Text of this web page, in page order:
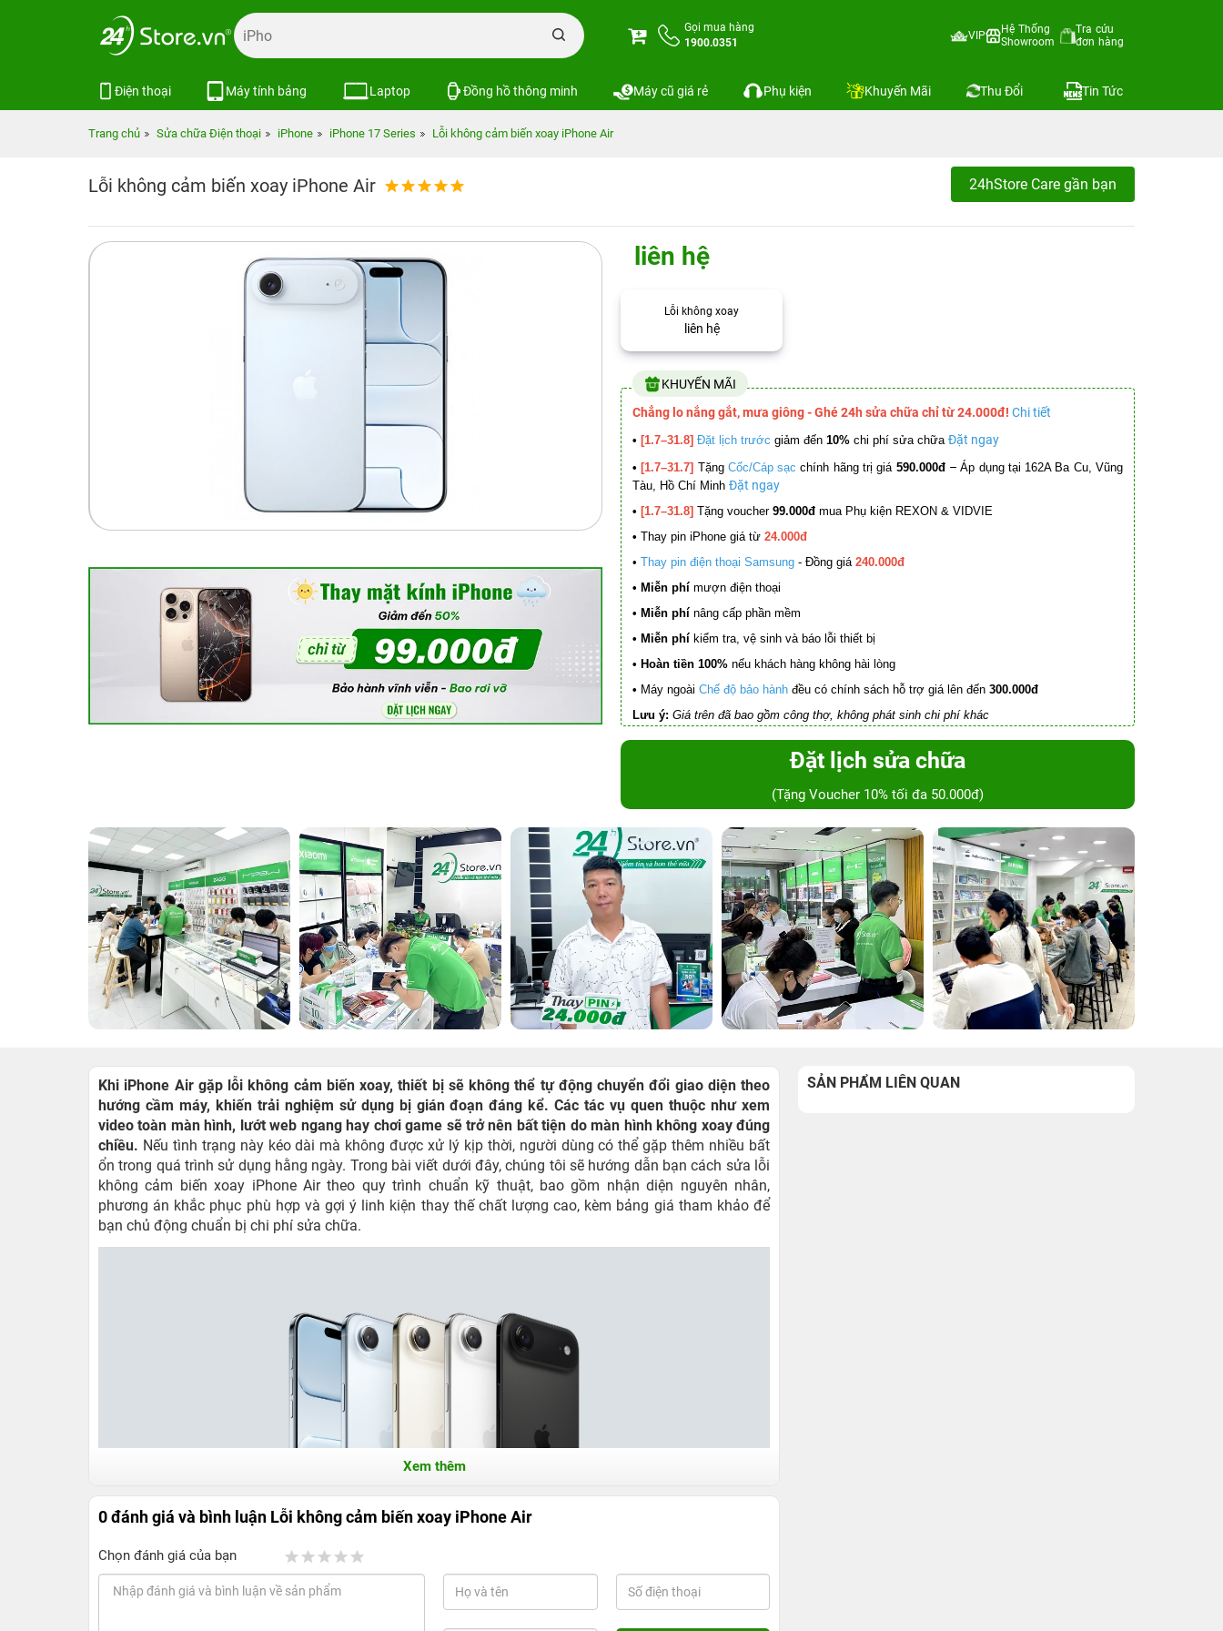
Gọi mua hàng
1900.0351
VIP
Hệ Thống
Showroom
Tra cứu
đơn hàng
Điện thoại Máy tính bảng Laptop Đồng hồ thông minh Máy cũ giá rẻ Phụ kiện Khuyến Mãi Thu Đổi Tin Tức
Trang chủ Sửa chữa Điện thoại iPhone iPhone 17 Series Lỗi không cảm biến xoay iPhone Air
Lỗi không cảm biến xoay iPhone Air 24hStore Care gần bạn
liên hệ
Lỗi không xoay
liên hệ
KHUYẾN MÃI
Chẳng lo nắng gắt, mưa giông - Ghé 24h sửa chữa chỉ từ 24.000đ! Chi tiết
• [1.7–31.8] Đặt lịch trước giảm đến 10% chi phí sửa chữa Đặt ngay
• [1.7–31.7] Tặng Cốc/Cáp sạc chính hãng trị giá 590.000đ –Áp dụng tại 162A Ba Cu, Vũng
Tàu, Hồ Chí Minh Đặt ngay
• [1.7–31.8] Tặng voucher 99.000đ mua Phụ kiện REXON & VIDVIE
• Thay pin iPhone giá từ 24.000đ
• Thay pin điện thoại Samsung - Đồng giá 240.000đ
• Miễn phí mượn điện thoại
• Miễn phí nâng cấp phần mềm
• Miễn phí kiểm tra, vệ sinh và báo lỗi thiết bị
• Hoàn tiền 100% nếu khách hàng không hài lòng
• Máy ngoài Chế độ bảo hành đều có chính sách hỗ trợ giá lên đến 300.000đ
Lưu ý: Giá trên đã bao gồm công thợ, không phát sinh chi phí khác
Đặt lịch sửa chữa
(Tặng Voucher 10% tối đa 50.000đ)
Khi iPhone Air gặp lỗi không cảm biến xoay, thiết bị sẽ không thể tự động chuyển đổi giao diện theo
hướng cầm máy, khiến trải nghiệm sử dụng bị gián đoạn đáng kể. Các tác vụ quen thuộc như xem
video toàn màn hình, lướt web ngang hay chơi game sẽ trở nên bất tiện do màn hình không xoay đúng
chiều. Nếu tình trạng này kéo dài mà không được xử lý kịp thời, người dùng có thể gặp thêm nhiều bất
ổn trong quá trình sử dụng hằng ngày. Trong bài viết dưới đây, chúng tôi sẽ hướng dẫn bạn cách sửa lỗi
không cảm biến xoay iPhone Air theo quy trình chuẩn kỹ thuật, bao gồm nhận diện nguyên nhân,
phương án khắc phục phù hợp và gợi ý linh kiện thay thế chất lượng cao, kèm bảng giá tham khảo để
bạn chủ động chuẩn bị chi phí sửa chữa.
Xem thêm
0 đánh giá và bình luận Lỗi không cảm biến xoay iPhone Air
Chọn đánh giá của bạn
SẢN PHẨM LIÊN QUAN